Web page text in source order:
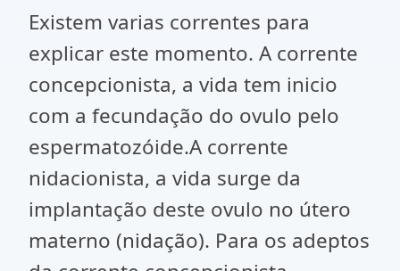
Existem varias correntes para
explicar este momento. A corrente
concepcionista, a vida tem inicio
com a fecundação do ovulo pelo
espermatozóide.A corrente
nidacionista, a vida surge da
implantação deste ovulo no útero
materno (nidação). Para os adeptos